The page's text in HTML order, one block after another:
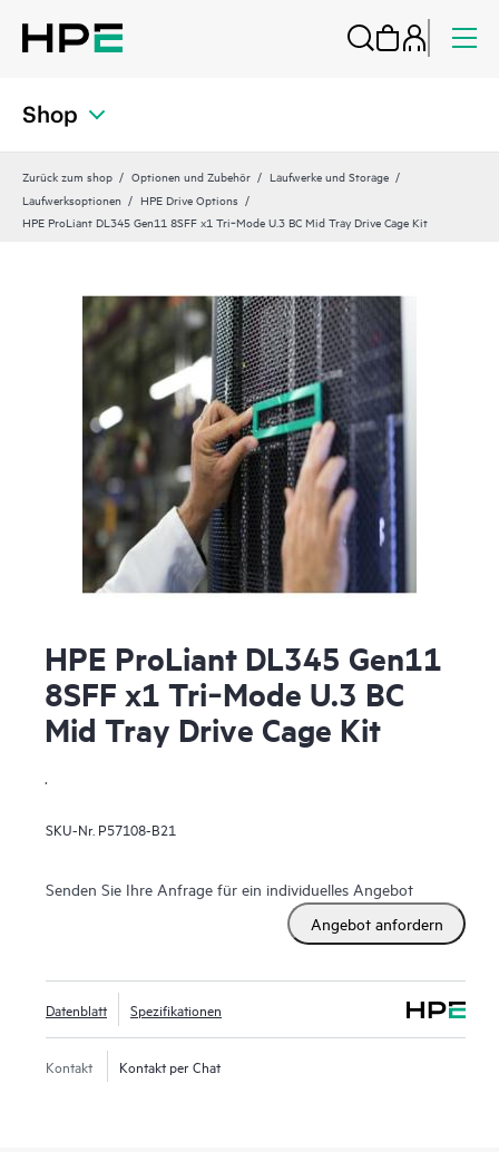
Shop
Zurück zum shop Optionen und Zubehör
Laufwerke und Storage
Laufwerksoptionen
HPE Drive Options
HPE ProLiant DL345 Gen11 8SFF x1 Tri‑Mode U.3 BC Mid Tray Drive Cage Kit
HPE ProLiant DL345 Gen11
8SFF x1 Tri‑Mode U.3 BC
Mid Tray Drive Cage Kit
SKU-Nr. P57108-B21
Senden Sie Ihre Anfrage für ein individuelles Angebot
Angebot anfordern
Datenblatt Spezifikationen
Kontakt Kontakt per Chat